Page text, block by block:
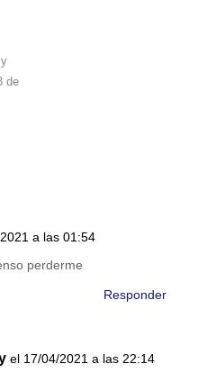
de
a las 01:54
perderme
Responder
el 17/04/2021 a las 22:14